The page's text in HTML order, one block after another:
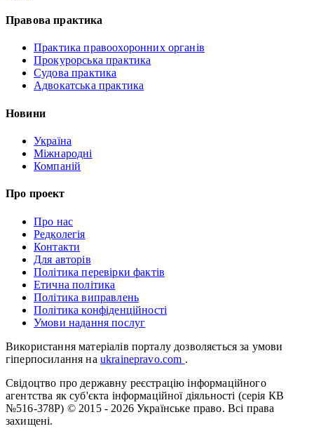
Правова практика
Практика правоохоронних органів
Прокурорська практика
Судова практика
Адвокатська практика
Новини
Україна
Міжнародні
Компаній
Про проект
Про нас
Редколегія
Контакти
Для авторів
Політика перевірки фактів
Етична політика
Політика виправлень
Політика конфіденційності
Умови надання послуг
Використання матеріалів порталу дозволяється за умови
гіперпосилання на ukrainepravo.com .
Свідоцтво про державну реєстрацію інформаційного
агентства як суб'єкта інформаційної діяльності (серія КВ
№516-378Р) © 2015 - 2026 Українське право. Всі права
захищені.